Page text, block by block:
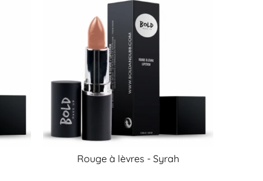
Rouge à lèvres - Syrah